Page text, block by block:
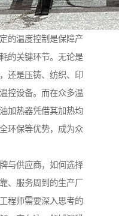
的温度控制是保障产
的关键环节。无论是
还是压铸、纺织、印
控设备。而在众多温
加热器凭借其加热均
环保等优势，成为众
与供应商，如何选择
、服务周到的生产厂
程师需要深入思考的